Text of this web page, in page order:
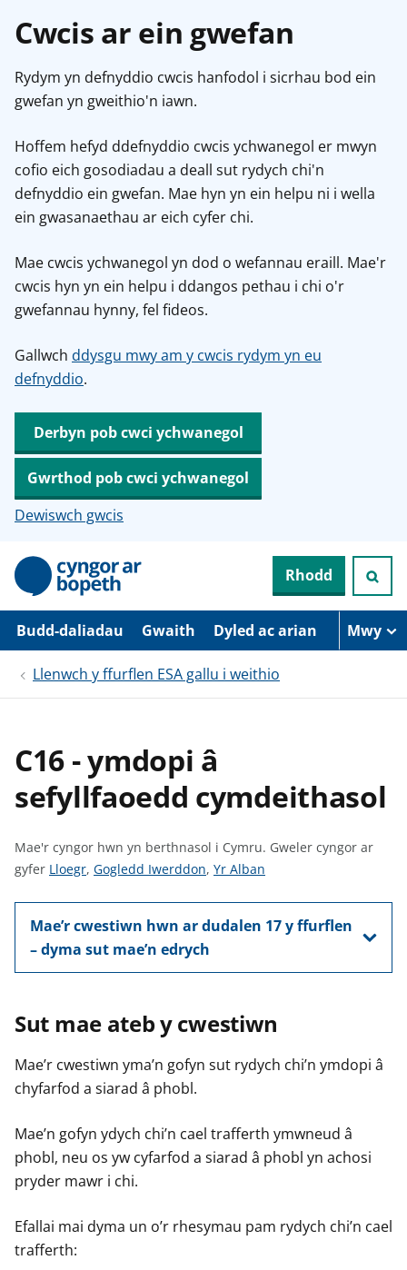
Cwcis ar ein gwefan
Rydym yn defnyddio cwcis hanfodol i sicrhau bod ein
gwefan yn gweithio'n iawn.
Hoffem hefyd ddefnyddio cwcis ychwanegol er mwyn
cofio eich gosodiadau a deall sut rydych chi'n
defnyddio ein gwefan. Mae hyn yn ein helpu ni i wella
ein gwasanaethau ar eich cyfer chi.
Mae cwcis ychwanegol yn dod o wefannau eraill. Mae'r
cwcis hyn yn ein helpu i ddangos pethau i chi o'r
gwefannau hynny, fel fideos.
Gallwch ddysgu mwy am y cwcis rydym yn eu
defnyddio.
Derbyn pob cwci ychwanegol
Gwrthod pob cwci ychwanegol
Dewiswch gwcis
N
d
r
w
Rhodd
Budd-daliadau Gwaith Dyled ac arian Mwy
Llenwch y ffurflen ESA gallu i weithio
C16 - ymdopi â
sefyllfaoedd cymdeithasol
Mae'r cyngor hwn yn berthnasol i Cymru. Gweler cyngor ar
gyfer G
l
e
r
y
g
o
a
r
f
r
Lloegr, G
l
e
r
y
g
o
a
r
f
e
Gogledd Iwerddon, G
l
r
y
g
a
r
Yr Alban
Mae’r cwestiwn hwn ar dudalen 17 y ffurflen
– dyma sut mae’n edrych
Sut mae ateb y cwestiwn
Mae’r cwestiwn yma’n gofyn sut rydych chi’n ymdopi â
chyfarfod a siarad â phobl.
Mae’n gofyn ydych chi’n cael trafferth ymwneud â
phobl, neu os yw cyfarfod a siarad â phobl yn achosi
pryder mawr i chi.
Efallai mai dyma un o’r rhesymau pam rydych chi’n cael
trafferth: